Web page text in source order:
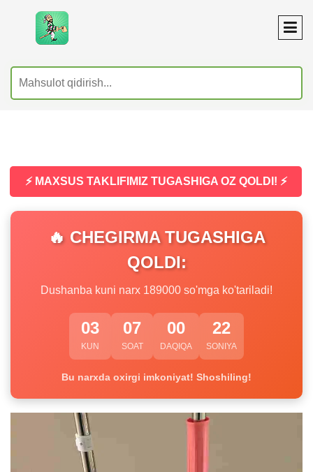
⚡ MAXSUS TAKLIFIMIZ TUGASHIGA OZ QOLDI! ⚡
🔥 CHEGIRMA TUGASHIGA
QOLDI:
Dushanba kuni narx 189000 so'mga ko'tariladi!
03
KUN
07
SOAT
00
DAQIQA
22
SONIYA
Bu narxda oxirgi imkoniyat! Shoshiling!